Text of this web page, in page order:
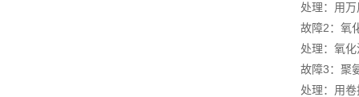
处理：用
故障2：氧
处理：氧
故障3：聚
处理：用